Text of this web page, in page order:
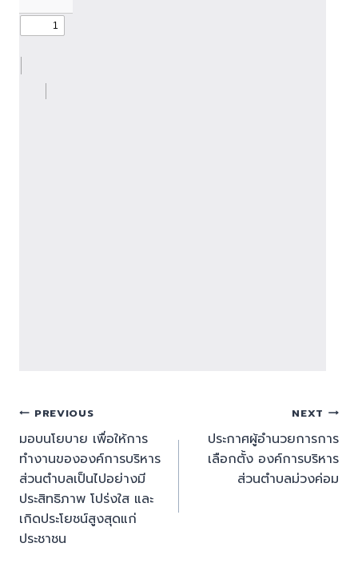
PREVIOUS
มอบนโยบาย เพื่อให้การ
ทำงานขององค์การบริหาร
ส่วนตำบลเป็นไปอย่างมี
ประสิทธิภาพ โปร่งใส และ
เกิดประโยชน์สูงสุดแก่
ประชาชน
NEXT
ประกาศผู้อำนวยการการ
เลือกตั้ง องค์การบริหาร
ส่วนตำบลม่วงค่อม